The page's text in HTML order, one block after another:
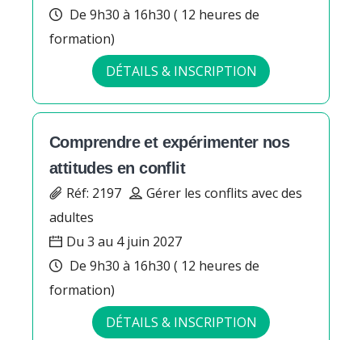
De 9h30 à 16h30 ( 12 heures de
formation)
DÉTAILS & INSCRIPTION
Comprendre et expérimenter nos
attitudes en conflit
Réf: 2197
Gérer les conflits avec des
adultes
Du 3 au 4 juin 2027
De 9h30 à 16h30 ( 12 heures de
formation)
DÉTAILS & INSCRIPTION